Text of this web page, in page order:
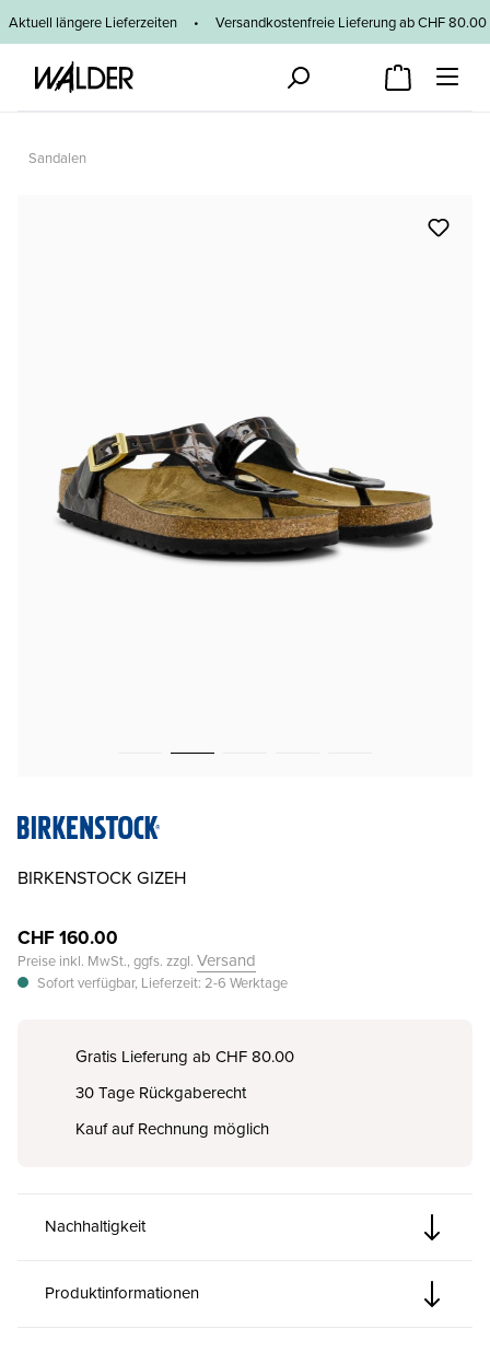
Zum Hauptinhalt springen
Aktuell längere Lieferzeiten • Versandkostenfreie Lieferung ab CHF
Sandalen
BIRKENSTOCK GIZEH
CHF 160.00
Preise inkl. MwSt., ggfs. zzgl. Versand
Sofort verfügbar, Lieferzeit: 2-6 Werktage
Gratis Lieferung ab CHF 80.00
30 Tage Rückgaberecht
Kauf auf Rechnung möglich
Nachhaltigkeit
Produktinformationen